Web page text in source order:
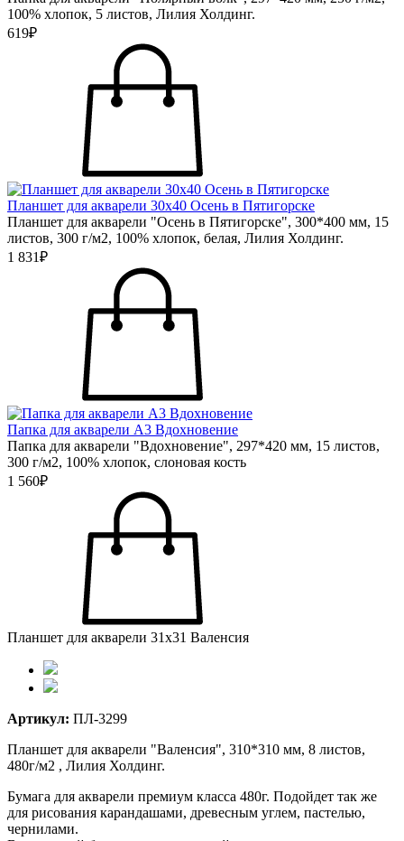
100% хлопок, 5 листов, Лилия Холдинг.
619₽
Планшет для акварели 30х40 Осень в Пятигорске
Планшет для акварели "Осень в Пятигорске", 300*400 мм, 15
листов, 300 г/м2, 100% хлопок, белая, Лилия Холдинг.
1 831₽
Папка для акварели А3 Вдохновение
Папка для акварели "Вдохновение", 297*420 мм, 15 листов,
300 г/м2, 100% хлопок, слоновая кость
1 560₽
Планшет для акварели 31х31 Валенсия
Артикул: ПЛ-3299
Планшет для акварели "Валенсия", 310*310 мм, 8 листов,
480г/м2 , Лилия Холдинг.
Бумага для акварели премиум класса 480г. Подойдет так же
для рисования карандашами, древесным углем, пастелью,
чернилами.